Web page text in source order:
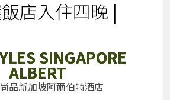
店入住四晚 |
SINGAPORE
ALBERT
品新加坡阿爾伯特酒店